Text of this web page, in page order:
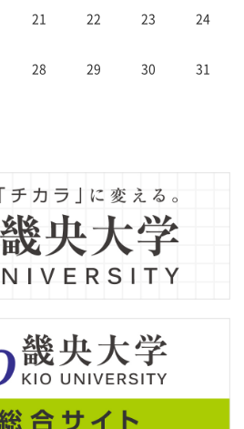
21 22 23 24
28 29 30 31